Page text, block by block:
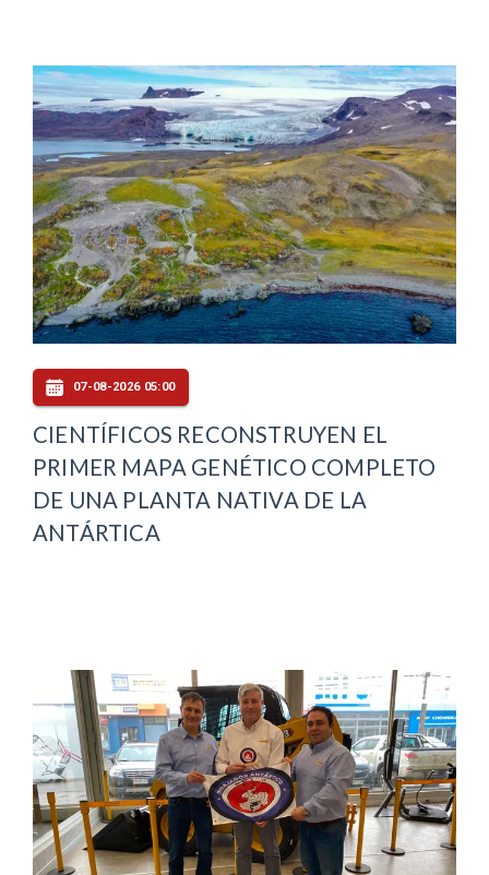
07-08-2026 05:00
CIENTÍFICOS RECONSTRUYEN EL
PRIMER MAPA GENÉTICO COMPLETO
DE UNA PLANTA NATIVA DE LA
ANTÁRTICA